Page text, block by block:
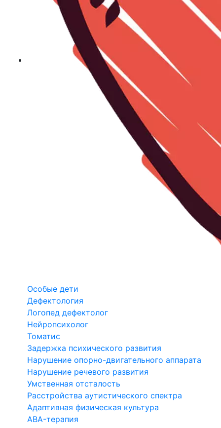
Особые дети
Дефектология
Логопед дефектолог
Нейропсихолог
Томатис
Задержка психического развития
Нарушение опорно-двигательного аппарата
Нарушение речевого развития
Умственная отсталость
Расстройства аутистического спектра
Адаптивная физическая культура
ABA-терапия